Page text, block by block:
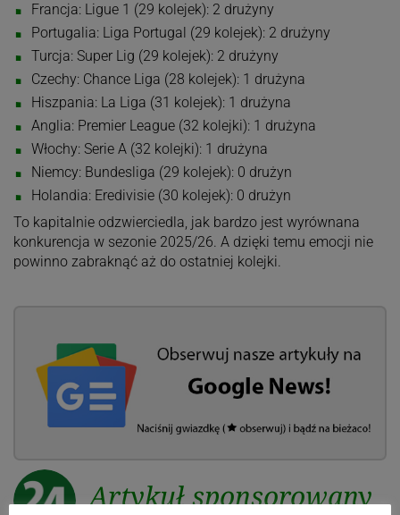
Francja: Ligue 1 (29 kolejek): 2 drużyny
Portugalia: Liga Portugal (29 kolejek): 2 drużyny
Turcja: Super Lig (29 kolejek): 2 drużyny
Czechy: Chance Liga (28 kolejek): 1 drużyna
Hiszpania: La Liga (31 kolejek): 1 drużyna
Anglia: Premier League (32 kolejki): 1 drużyna
Włochy: Serie A (32 kolejki): 1 drużyna
Niemcy: Bundesliga (29 kolejek): 0 drużyn
Holandia: Eredivisie (30 kolejek): 0 drużyn
To kapitalnie odzwierciedla, jak bardzo jest wyrównana
konkurencja w sezonie 2025/26. A dzięki temu emocji nie
powinno zabraknąć aż do ostatniej kolejki.
Artykuł sponsorowany